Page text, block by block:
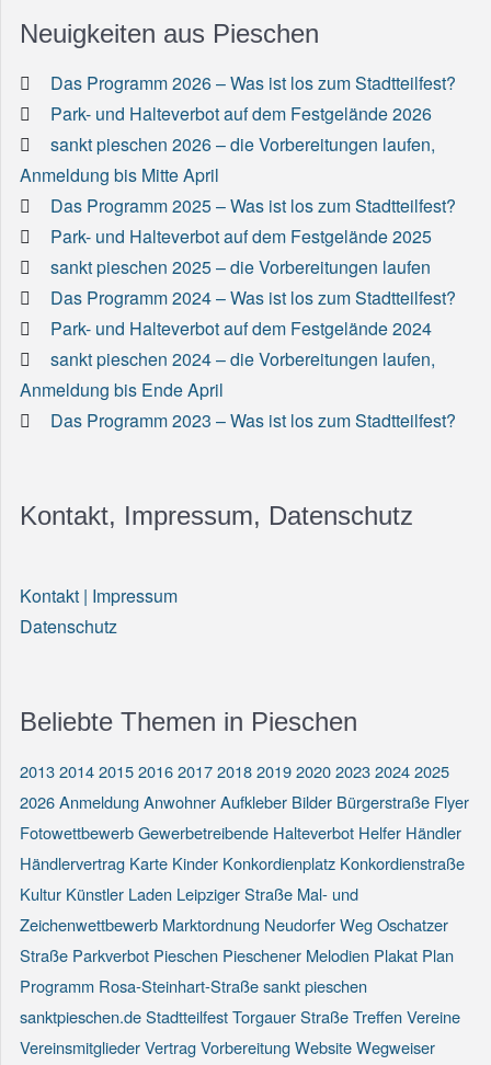
Neuigkeiten aus Pieschen
Das Programm 2026 – Was ist los zum Stadtteilfest?
Park- und Halteverbot auf dem Festgelände 2026
sankt pieschen 2026 – die Vorbereitungen laufen,
Anmeldung bis Mitte April
Das Programm 2025 – Was ist los zum Stadtteilfest?
Park- und Halteverbot auf dem Festgelände 2025
sankt pieschen 2025 – die Vorbereitungen laufen
Das Programm 2024 – Was ist los zum Stadtteilfest?
Park- und Halteverbot auf dem Festgelände 2024
sankt pieschen 2024 – die Vorbereitungen laufen,
Anmeldung bis Ende April
Das Programm 2023 – Was ist los zum Stadtteilfest?
Kontakt, Impressum, Datenschutz
Kontakt | Impressum
Datenschutz
Beliebte Themen in Pieschen
20132014201520162017201820192020202320242025
2026AnmeldungAnwohnerAufkleber Bilder Bürgerstraße Flyer
FotowettbewerbGewerbetreibende Halteverbot Helfer Händler
Händlervertrag Karte Kinder Konkordienplatz Konkordienstraße
Kultur Künstler Laden Leipziger Straße Mal- und
Zeichenwettbewerb Marktordnung Neudorfer WegOschatzer
Straße Parkverbot Pieschen Pieschener Melodien Plakat Plan
Programm Rosa-Steinhart-Straßesankt pieschen
sanktpieschen.deStadtteilfestTorgauer StraßeTreffenVereine
VereinsmitgliederVertragVorbereitungWebsiteWegweiser